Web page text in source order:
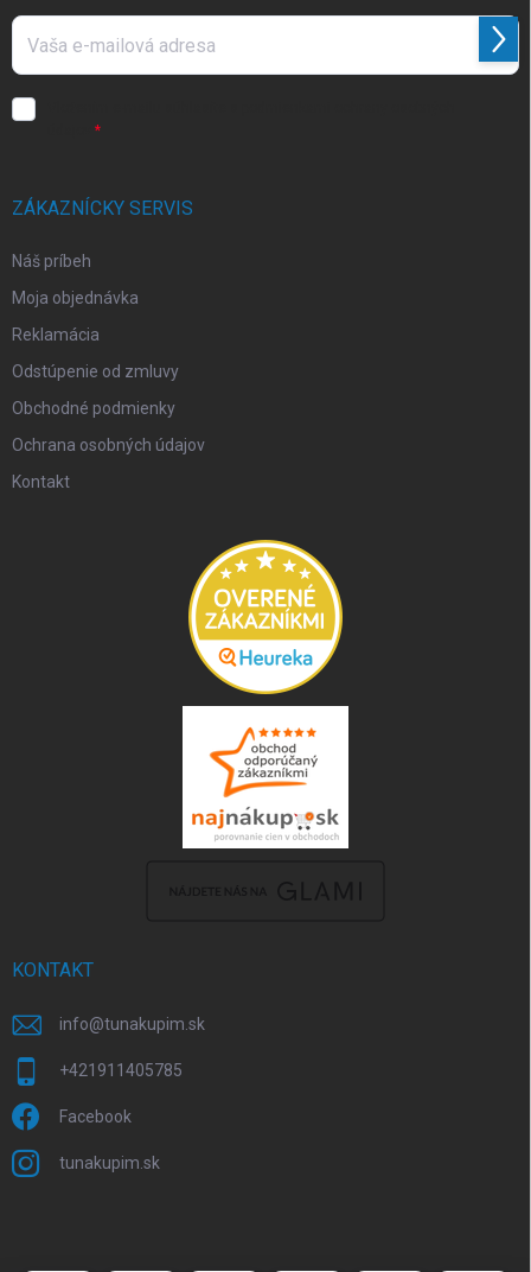
sa
ZÁKAZNÍCKY SERVIS
Náš príbeh
Moja objednávka
Reklamácia
Odstúpenie od zmluvy
Obchodné podmienky
Ochrana osobných údajov
Kontakt
KONTAKT
info@tunakupim.sk
+421911405785
Facebook
tunakupim.sk